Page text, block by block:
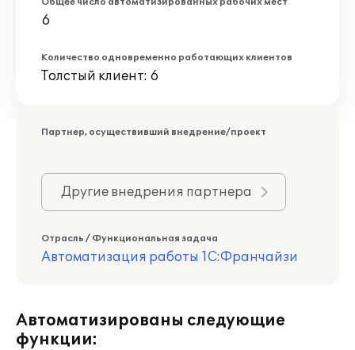
6
Количество одновременно работающих клиентов
Толстый клиент: 6
Партнер, осуществивший внедрение/проект
Другие внедрения партнера
Отрасль / Функциональная задача
Автоматизация работы 1С:Франчайзи
Автоматизированы следующие
функции: